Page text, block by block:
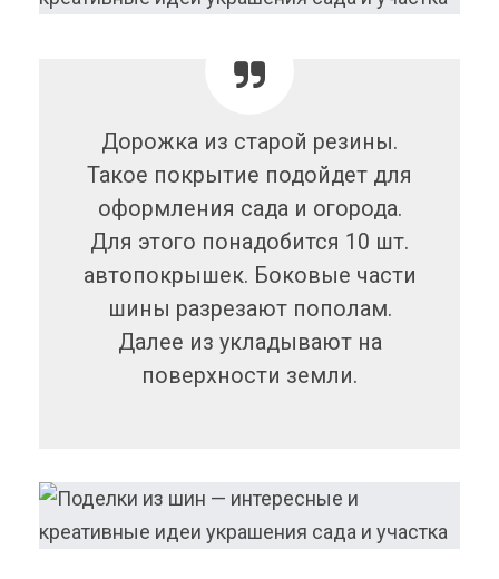
Дорожка из старой резины.
Такое покрытие подойдет для
оформления сада и огорода.
Для этого понадобится 10 шт.
автопокрышек. Боковые части
шины разрезают пополам.
Далее из укладывают на
поверхности земли.